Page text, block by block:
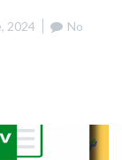
2024
No